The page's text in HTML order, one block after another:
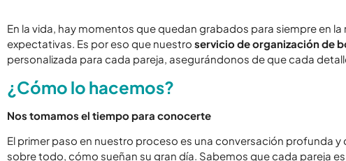
En la vida, hay momentos que quedan grabados para siempre en la
expectativas. Es por eso que nuestro servicio de organización de
personalizada para cada pareja, asegurándonos de que cada
¿Cómo lo hacemos?
Nos tomamos el tiempo para conocerte
El primer paso en nuestro proceso es una conversación profunda
sobre todo, cómo sueñan su gran día. Sabemos que cada pareja